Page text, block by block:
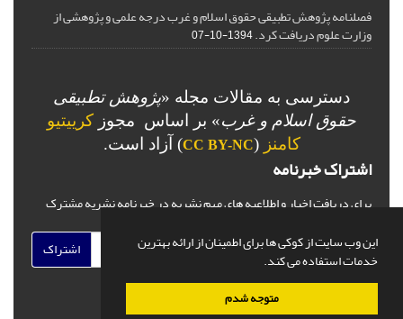
این وب سایت از کوکی ها برای اطمینان از ارائه بهترین
خدمات استفاده می کند.
متوجه شدم
فصلنامه پژوهش تطبیقی حقوق اسلام و غرب درجه علمی و پژوهشی از
وزارت علوم دریافت کرد.1394-10-07
دسترسی به مقالات مجله «پژوهش تطبیقی
حقوق اسلام و غرب» بر اساس مجوز کرییتیو
کامنز (
CC BY-NC) آزاد است.
اشتراک خبرنامه
برای دریافت اخبار و اطلاعیه های مهم نشریه در خبرنامه نشریه مشترک
اشتراک